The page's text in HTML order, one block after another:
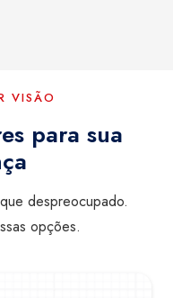
VISÃO
para sua
despreocupado.
opções.